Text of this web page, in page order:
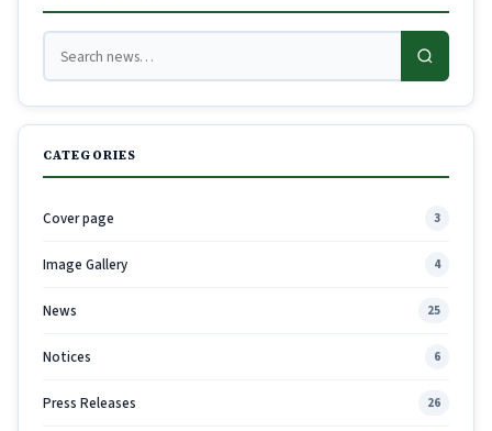
CATEGORIES
Cover page 3
Image Gallery 4
News 25
Notices 6
Press Releases 26